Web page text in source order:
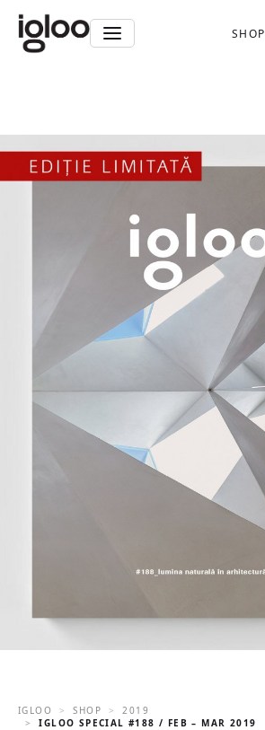
SHOP
IGLOO SHOP
2019
IGLOO SPECIAL #188 / FEB – MAR 2019